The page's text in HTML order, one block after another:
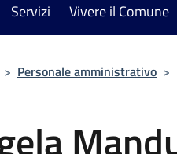
Servizi Vivere il Comune
> Personale amministrativo >